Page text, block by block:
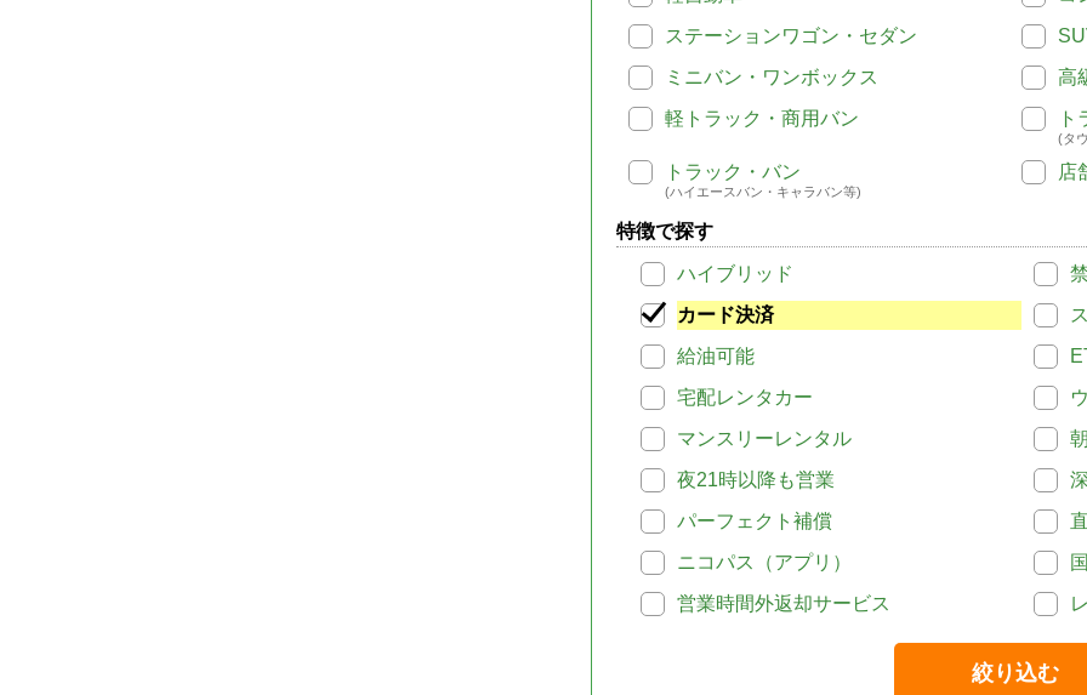
ステーションワゴン・セダン
ミニバン・ワンボックス
高
軽トラック・商用バン
ト
(タ
トラック・バン
(ハイエースバン・キャラバン等)
店
特徴で探す
ハイブリッド
カード決済
給油可能
宅配レンタカー
マンスリーレンタル
夜21時以降も営業
パーフェクト補償
ニコパス（アプリ）
営業時間外返却サービス
絞り込む